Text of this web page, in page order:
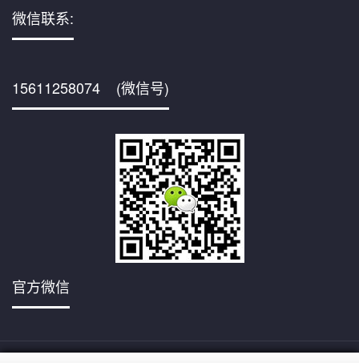
微信联系:
15611258074 (微信号)
官方微信
京ICP备